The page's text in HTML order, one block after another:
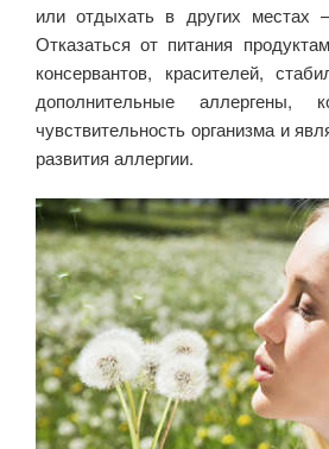
или отдыхать в других местах
Отказаться от питания
консервантов, красителей,
дополнительные аллергены,
чувствительность организма и
развития аллергии.